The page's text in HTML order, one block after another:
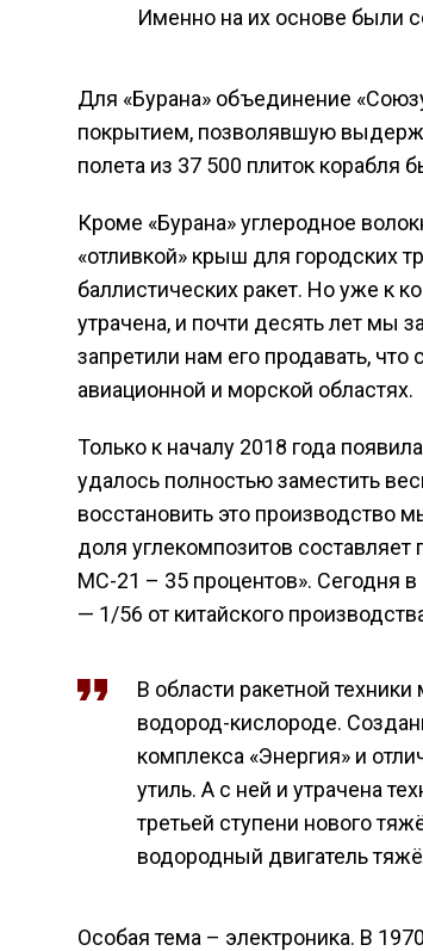
Именно на их основе были
Для «Бурана» объединение
покрытием, позволявшую
полета из 37 500 плиток корабля
Кроме «Бурана» углеродное
«отливкой» крыш для городских
баллистических ракет. Но уже к
утрачена, и почти десять лет мы
запретили нам его продавать,
авиационной и морской областях.
Только к началу 2018 года
удалось полностью заместить
восстановить это
доля углекомпозитов
МС-21 – 35 процентов». Сегодня
— 1/56 от китайского
В области ракетной
водород-кислороде.
комплекса «Энергия» и
утиль. А с ней и утрачена
третьей ступени нового
водородный двигатель
Особая тема – электроника. В